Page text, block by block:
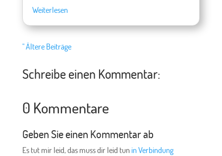
Weiterlesen
" Ältere Beiträge
Schreibe einen Kommentar:
0 Kommentare
Geben Sie einen Kommentar ab
Es tut mir leid, das muss dir leid tun in Verbindung